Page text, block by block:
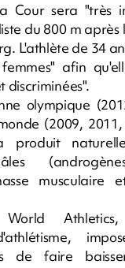
Cour sera "très
du 800 m après
L'athlète de 34
afin
discriminées".
olympique
(2009,
produit
musculaire
de faire